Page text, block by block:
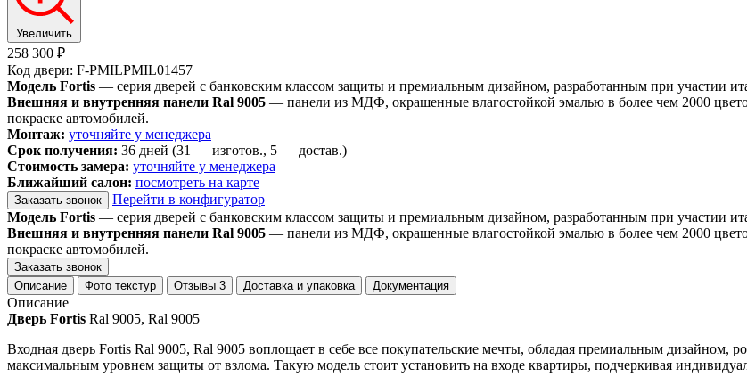
Увеличить
258 300 ₽
Код двери: F-PMILPMIL01457
Модель Fortis — серия дверей с банковским классом защиты и премиальным дизайном, разработанным при участии
Внешняя и внутренняя панели Ral 9005 — панели из МДФ, окрашенные влагостойкой эмалью в более чем 2000
покраске автомобилей.
Монтаж: уточняйте у менеджера
Срок получения: 36 дней (31 — изготов., 5 — достав.)
Стоимость замера: уточняйте у менеджера
Ближайший салон: посмотреть на карте
Заказать звонок
Перейти в конфигуратор
Модель Fortis — серия дверей с банковским классом защиты и премиальным дизайном, разработанным при участии
Внешняя и внутренняя панели Ral 9005 — панели из МДФ, окрашенные влагостойкой эмалью в более чем 2000
покраске автомобилей.
Заказать звонок
Описание
Фото текстур Отзывы 3 Доставка и упаковка Документация
Описание
Дверь Fortis Ral 9005, Ral 9005
Входная дверь Fortis Ral 9005, Ral 9005 воплощает в себе все покупательские мечты, обладая премиальным
максимальным уровнем защиты от взлома. Такую модель стоит установить на входе квартиры, подчеркивая